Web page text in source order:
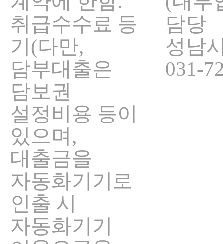
취급수수료 등
기(다만,
담부대출은
담보권
설정비용 등이
있으며,
대출금을
자동화기기로
인출 시
자동화기기
담당
성남
031-